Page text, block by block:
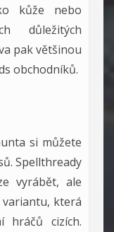
kůže nebo
důležitých
pak většinou
obchodníků.
si můžete
Spellthready
vyrábět, ale
která
hráčů cizích.